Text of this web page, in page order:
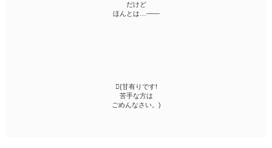
だけど
ほんとは…――
{甘有りです!
苦手な方は
ごめんなさい。)